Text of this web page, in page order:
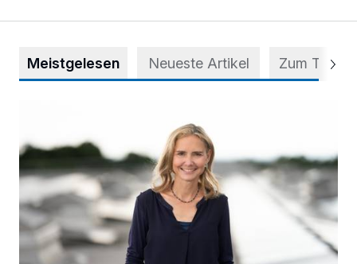
Meistgelesen Neueste Artikel Zum Thema